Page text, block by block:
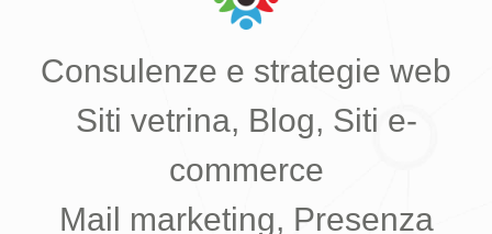
Consulenze e strategie web
Siti vetrina, Blog, Siti e-
commerce
Mail marketing, Presenza